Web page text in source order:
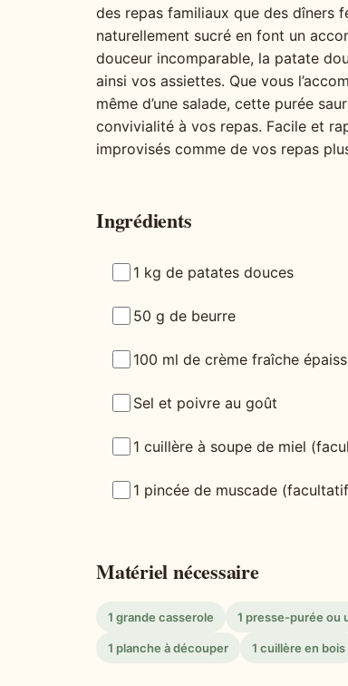
des repas familiaux que des dîners
naturellement sucré en font un
douceur incomparable, la patate
ainsi vos assiettes. Que vous
même d’une salade, cette purée
convivialité à vos repas. Facile et
improvisés comme de vos repas
Ingrédients
1 kg de patates douces
50 g de beurre
100 ml de crème fraîche
Sel et poivre au goût
1 cuillère à soupe de miel
1 pincée de muscade
Matériel nécessaire
1 grande casserole 1 presse-purée ou
1 planche à découper 1 cuillère en bois